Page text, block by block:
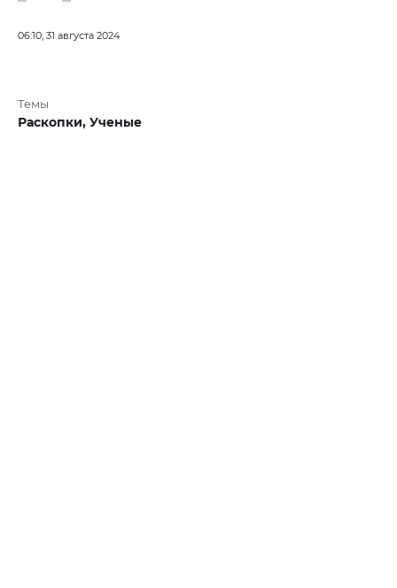
06:10, 31 августа 2024
Темы
Раскопки, Ученые